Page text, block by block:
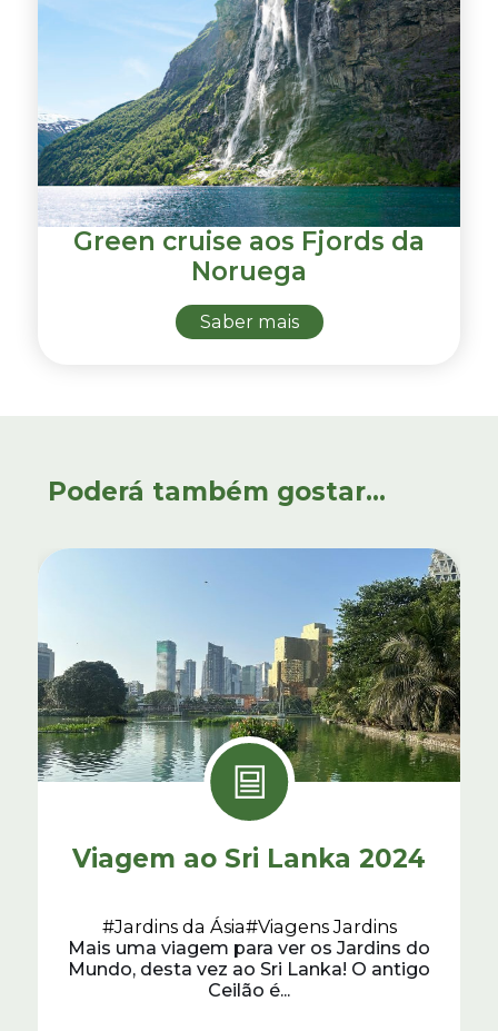
Green cruise aos Fjords da
Noruega
Saber mais
Poderá também gostar...
Viagem ao Sri Lanka 2024
#Jardins da Ásia#Viagens Jardins
Mais uma viagem para ver os Jardins do
Mundo, desta vez ao Sri Lanka! O antigo
Ceilão é...